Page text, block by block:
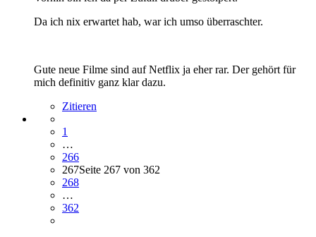
Da ich nix erwartet hab, war ich umso überraschter.
Gute neue Filme sind auf Netflix ja eher rar. Der gehört für
mich definitiv ganz klar dazu.
Zitieren
1
…
266
267Seite 267 von 362
268
…
362